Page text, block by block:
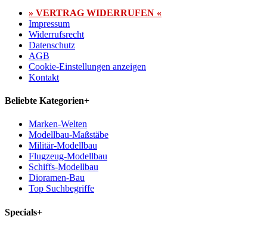
» VERTRAG WIDERRUFEN «
Impressum
Widerrufsrecht
Datenschutz
AGB
Cookie-Einstellungen anzeigen
Kontakt
Beliebte Kategorien+
Marken-Welten
Modellbau-Maßstäbe
Militär-Modellbau
Flugzeug-Modellbau
Schiffs-Modellbau
Dioramen-Bau
Top Suchbegriffe
Specials+